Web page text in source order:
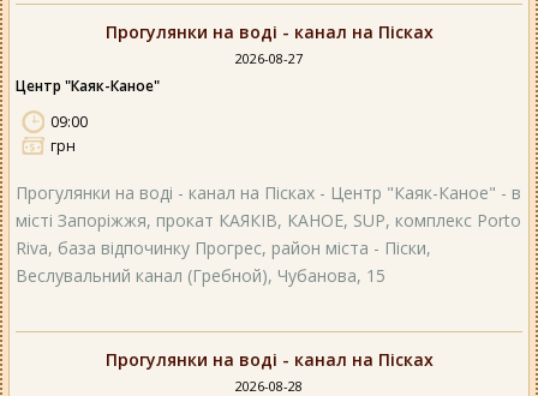
Прогулянки на воді - канал на Пісках
2026-08-27
Центр "Каяк-Каное"
09:00
грн
Прогулянки на воді - канал на Пісках - Центр "Каяк-Каное" - в
місті Запоріжжя, прокат КАЯКІВ, КАНОЕ, SUP, комплекс Porto
Riva, база відпочинку Прогрес, район міста - Піски,
Веслувальний канал (Гребной), Чубанова, 15
Прогулянки на воді - канал на Пісках
2026-08-28